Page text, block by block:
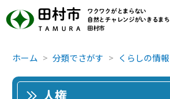
田村市
TAMURA
ワクワクがとまらない
自然とチャレンジがいきるまち
田村市
ホーム 分類でさがす くらしの情報
人権